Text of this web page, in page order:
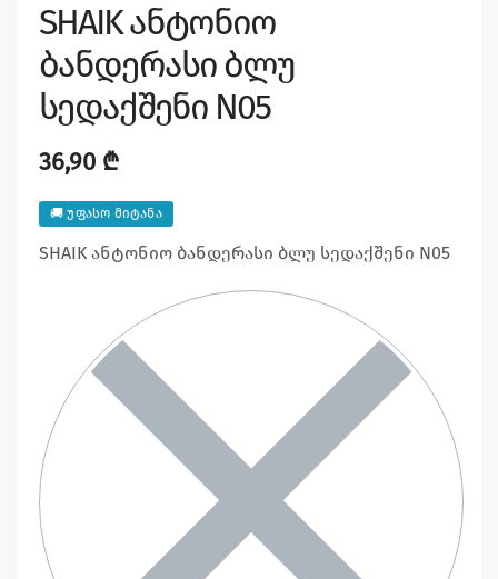
SHAIK ანტონიო
ბანდერასი ბლუ
სედაქშენი N05
36,90 ₾
🚚 უფასო მიტანა
SHAIK ანტონიო ბანდერასი ბლუ სედაქშენი N05